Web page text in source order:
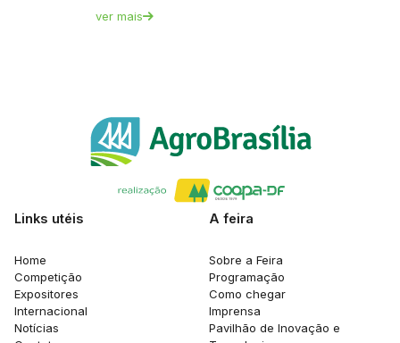
ver mais
Links utéis
Home
Competição
Expositores
Internacional
Notícias
A feira
Sobre a Feira
Programação
Como chegar
Imprensa
Pavilhão de Inovação e